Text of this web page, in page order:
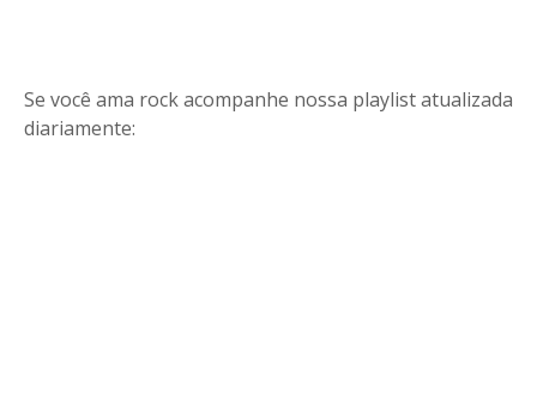
Se você ama rock acompanhe nossa playlist atualizada
diariamente: